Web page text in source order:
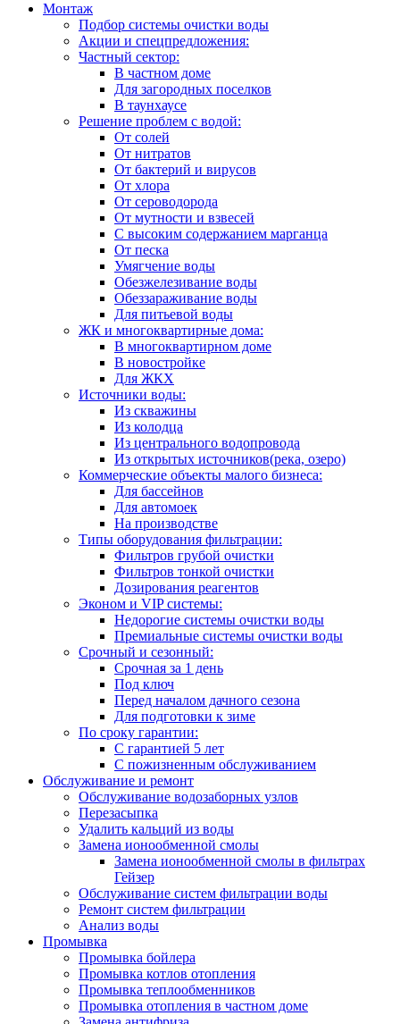
Монтаж
Подбор системы очистки воды
Акции и спецпредложения:
Частный сектор:
В частном доме
Для загородных поселков
В таунхаусе
Решение проблем с водой:
От солей
От нитратов
От бактерий и вирусов
От хлора
От сероводорода
От мутности и взвесей
С высоким содержанием марганца
От песка
Умягчение воды
Обезжелезивание воды
Обеззараживание воды
Для питьевой воды
ЖК и многоквартирные дома:
В многоквартирном доме
В новостройке
Для ЖКХ
Источники воды:
Из скважины
Из колодца
Из центрального водопровода
Из открытых источников(река, озеро)
Коммерческие объекты малого бизнеса:
Для бассейнов
Для автомоек
На производстве
Типы оборудования фильтрации:
Фильтров грубой очистки
Фильтров тонкой очистки
Дозирования реагентов
Эконом и VIP системы:
Недорогие системы очистки воды
Премиальные системы очистки воды
Срочный и сезонный:
Срочная за 1 день
Под ключ
Перед началом дачного сезона
Для подготовки к зиме
По сроку гарантии:
С гарантией 5 лет
С пожизненным обслуживанием
Обслуживание и ремонт
Обслуживание водозаборных узлов
Перезасыпка
Удалить кальций из воды
Замена ионообменной смолы
Замена ионообменной смолы в фильтрах
Гейзер
Обслуживание систем фильтрации воды
Ремонт систем фильтрации
Анализ воды
Промывка
Промывка бойлера
Промывка котлов отопления
Промывка теплообменников
Промывка отопления в частном доме